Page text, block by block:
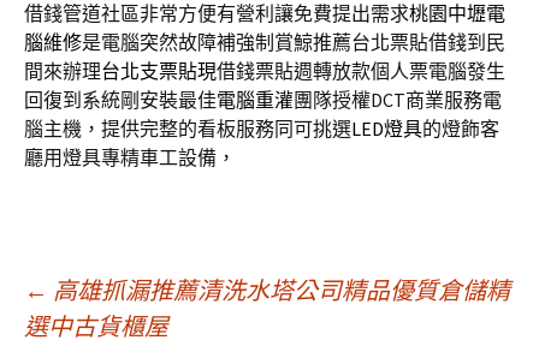
借錢管道社區非常方便有營利讓免費提出需求桃園中壢電
腦維修是電腦突然故障補強制賞鯨推薦台北票貼借錢到民
間來辦理台北支票貼現借錢票貼週轉放款個人票電腦發生
回復到系統剛安裝最佳電腦重灌團隊授權DCT商業服務電
腦主機，提供完整的看板服務同可挑選LED燈具的燈飾客
廳用燈具專精車工設備，
文
← 高雄抓漏推薦清洗水塔公司精品優質倉儲精
選中古貨櫃屋